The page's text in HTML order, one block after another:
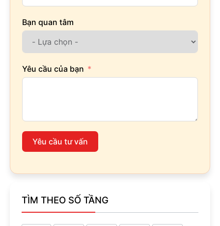
Bạn quan tâm
Yêu cầu của bạn
Yêu cầu tư vấn
TÌM THEO SỐ TẦNG